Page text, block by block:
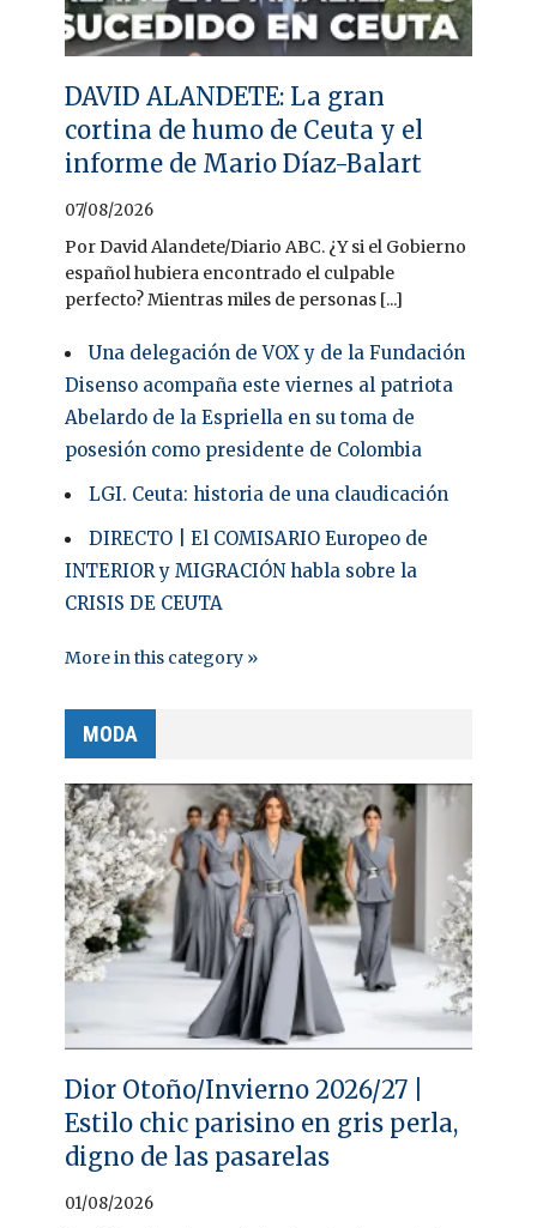
DAVID ALANDETE: La gran
cortina de humo de Ceuta y el
informe de Mario Díaz-Balart
07/08/2026
Por David Alandete/Diario ABC. ¿Y si el Gobierno
español hubiera encontrado el culpable
perfecto? Mientras miles de personas [...]
Una delegación de VOX y de la Fundación
Disenso acompaña este viernes al patriota
Abelardo de la Espriella en su toma de
posesión como presidente de Colombia
LGI. Ceuta: historia de una claudicación
DIRECTO | El COMISARIO Europeo de
INTERIOR y MIGRACIÓN habla sobre la
CRISIS DE CEUTA
More in this category »
MODA
Dior Otoño/Invierno 2026/27 |
Estilo chic parisino en gris perla,
digno de las pasarelas
01/08/2026